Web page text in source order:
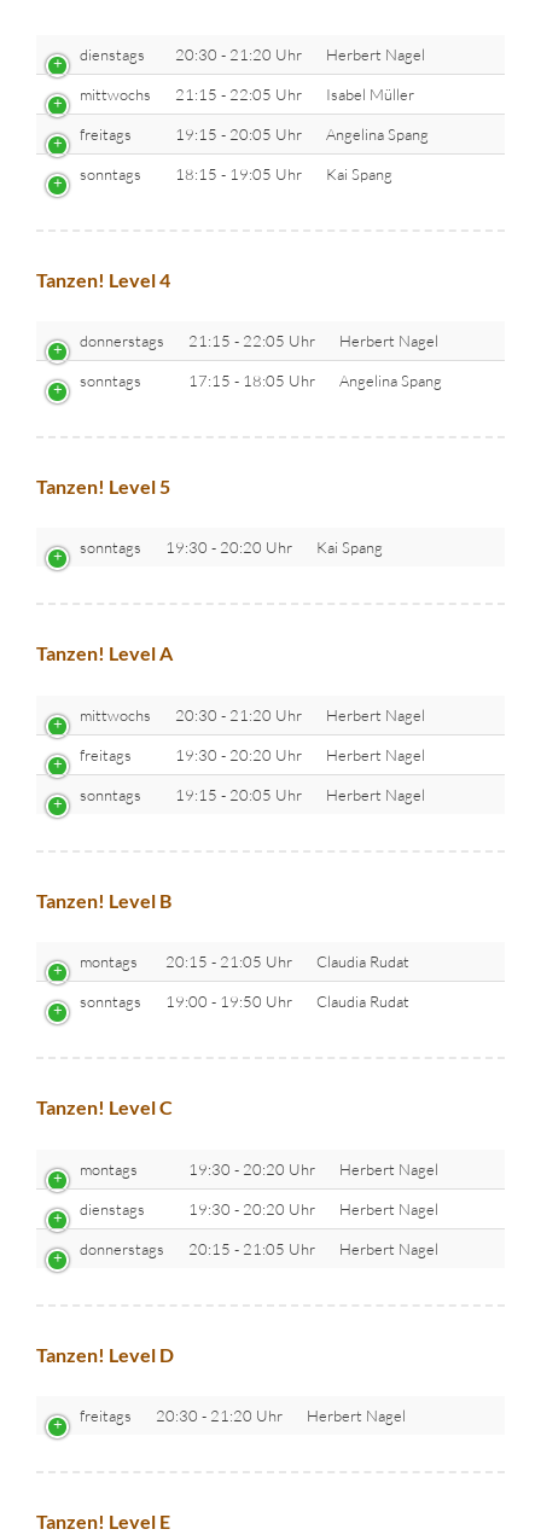
dienstags 20:30 - 21:20 Uhr Herbert Nagel
mittwochs 21:15 - 22:05 Uhr Isabel Müller
freitags 19:15 - 20:05 Uhr Angelina Spang
sonntags 18:15 - 19:05 Uhr Kai Spang
Tanzen! Level 4
donnerstags 21:15 - 22:05 Uhr Herbert Nagel
sonntags 17:15 - 18:05 Uhr Angelina Spang
Tanzen! Level 5
sonntags 19:30 - 20:20 Uhr Kai Spang
Tanzen! Level A
mittwochs 20:30 - 21:20 Uhr Herbert Nagel
freitags 19:30 - 20:20 Uhr Herbert Nagel
sonntags 19:15 - 20:05 Uhr Herbert Nagel
Tanzen! Level B
montags 20:15 - 21:05 Uhr Claudia Rudat
sonntags 19:00 - 19:50 Uhr Claudia Rudat
Tanzen! Level C
montags 19:30 - 20:20 Uhr Herbert Nagel
dienstags 19:30 - 20:20 Uhr Herbert Nagel
donnerstags 20:15 - 21:05 Uhr Herbert Nagel
Tanzen! Level D
freitags 20:30 - 21:20 Uhr Herbert Nagel
Tanzen! Level E